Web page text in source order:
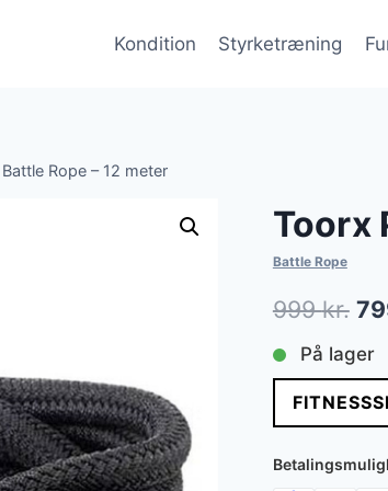
Kondition Styrketræning
Rope – 12 meter
Toorx
Battle Rope
999kr.
På lager